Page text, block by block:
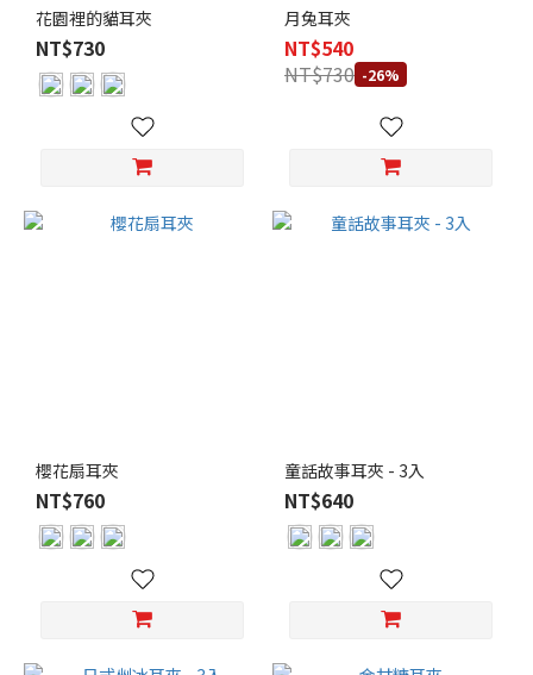
花園裡的貓耳夾
NT$730
月兔耳夾
NT$540
NT$730 -26%
櫻花扇耳夾
NT$760
童話故事耳夾 - 3入
NT$640